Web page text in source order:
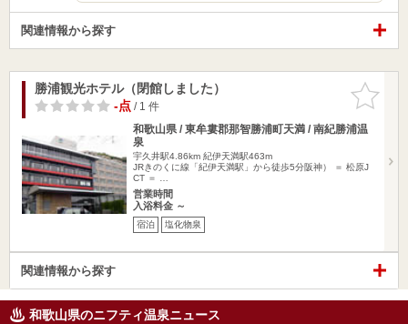
関連情報から探す
お気に入
りに追加
勝浦観光ホテル（閉館しました）
-点/ 1 件
和歌山県 / 東牟婁郡那智勝浦町天満 / 南紀勝浦温
泉
宇久井駅4.86km 紀伊天満駅463m
JRきのくに線「紀伊天満駅」から徒歩5分阪神） ＝ 松原J
CT ＝ …
営業時間
入浴料金 ～
宿泊 塩化物泉
関連情報から探す
和歌山県のニフティ温泉ニュース